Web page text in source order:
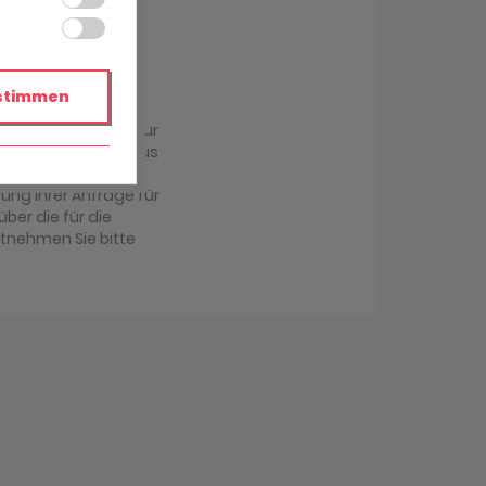
übermittelt und zur
im Haus
Ihrer
Ihrer Anfrage für
die für die
Sie bitte